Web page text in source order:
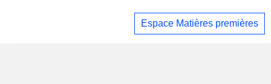
Espace Matières premières